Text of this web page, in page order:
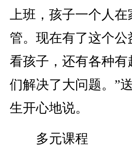
上班，孩子一个人
管。现在有了这个
看孩子，还有各种
们解决了大问题。”
生开心地说。
多元课程